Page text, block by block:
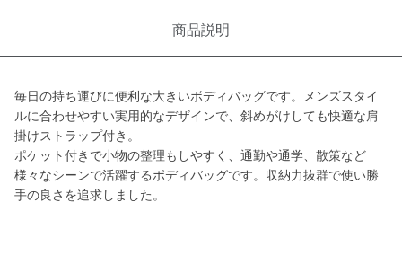
商品説明
毎日の持ち運びに便利な大きいボディバッグです。メンズスタイ
ルに合わせやすい実用的なデザインで、斜めがけしても快適な肩
掛けストラップ付き。
ポケット付きで小物の整理もしやすく、通勤や通学、散策など
様々なシーンで活躍するボディバッグです。収納力抜群で使い勝
手の良さを追求しました。